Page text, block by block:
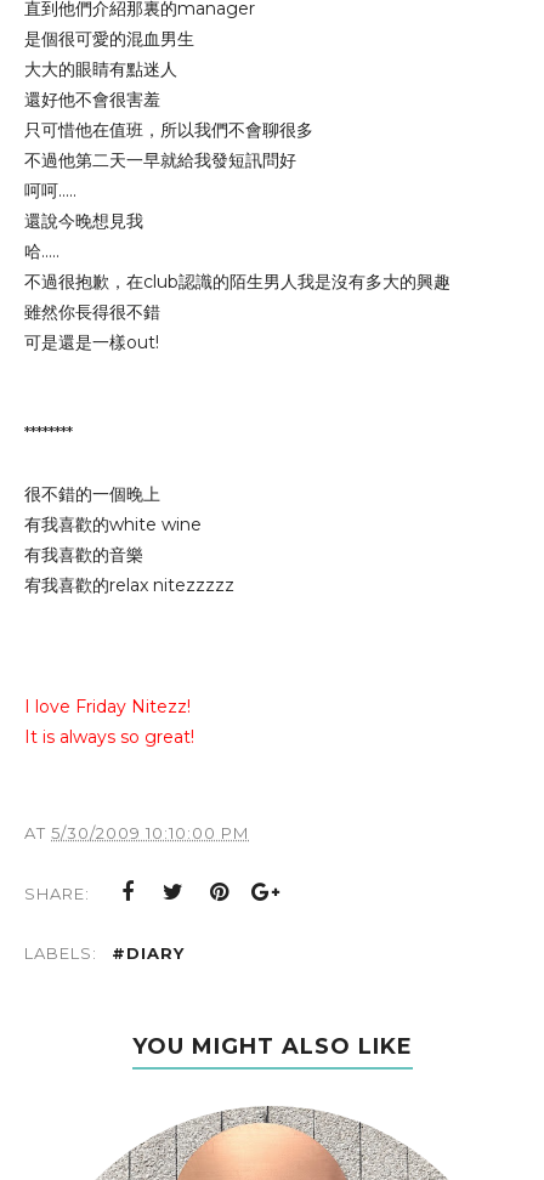
直到他們介紹那裏的manager
是個很可愛的混血男生
大大的眼睛有點迷人
還好他不會很害羞
只可惜他在值班，所以我們不會聊很多
不過他第二天一早就給我發短訊問好
呵呵.....
還說今晚想見我
哈.....
不過很抱歉，在club認識的陌生男人我是沒有多大的興趣
雖然你長得很不錯
可是還是一樣out!
********
很不錯的一個晚上
有我喜歡的white wine
有我喜歡的音樂
宥我喜歡的relax nitezzzzz
I love Friday Nitezz!
It is always so great!
AT 5/30/2009 10:10:00 PM
SHARE:
LABELS: #DIARY
YOU MIGHT ALSO LIKE